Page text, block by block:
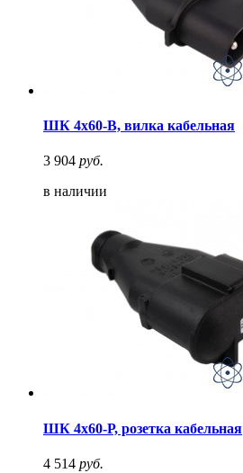
ШК 4х60-В, вилка кабельная
3 904 руб.
в наличии
ШК 4х60-Р, розетка кабельная
4 514 руб.